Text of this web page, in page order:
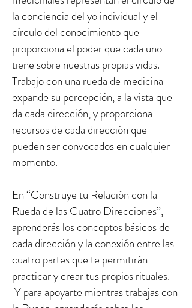
la conciencia del yo individual y el
círculo del conocimiento que
proporciona el poder que cada uno
tiene sobre nuestras propias vidas.
Trabajo con una rueda de medicina
expande su percepción, a la vista que
da cada dirección, y proporciona
recursos de cada dirección que
pueden ser convocados en cualquier
momento.
En “Construye tu Relación con la
Rueda de las Cuatro Direcciones”,
aprenderás los conceptos básicos de
cada dirección y la conexión entre las
cuatro partes que te permitirán
practicar y crear tus propios rituales.
Y para apoyarte mientras trabajas con